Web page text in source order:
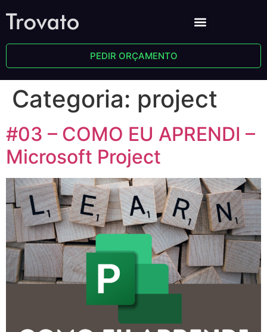
PEDIR ORÇAMENTO
Categoria: project
#03 – COMO EU APRENDI –
Microsoft Project